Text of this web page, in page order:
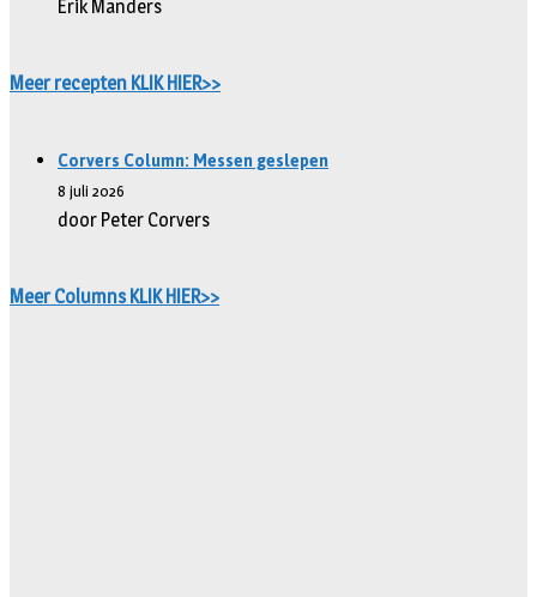
Erik Manders
Meer recepten KLIK HIER>>
Corvers Column: Messen geslepen
8 juli 2026
door Peter Corvers
Meer Columns KLIK HIER>>